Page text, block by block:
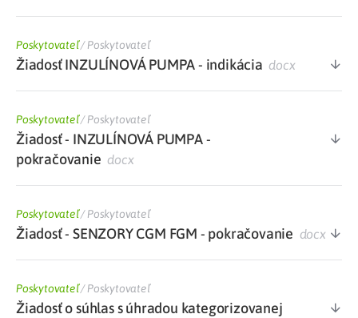
Poskytovateľ/Poskytovateľ
Žiadosť INZULÍNOVÁ PUMPA - indikácia docx
Poskytovateľ/Poskytovateľ
Žiadosť - INZULÍNOVÁ PUMPA -
pokračovanie docx
Poskytovateľ/Poskytovateľ
Žiadosť - SENZORY CGM FGM - pokračovanie docx
Poskytovateľ/Poskytovateľ
Žiadosť o súhlas s úhradou kategorizovanej